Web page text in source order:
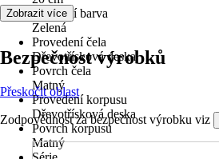
Základní barva
Zelená
Provedení čela
Dřevotřísková deska
Povrch čela
Matný
Provedení korpusu
Dřevotřísková deska
Povrch korpusu
Matný
Zobrazit více
Bezpečnost výrobků
Přeskočit oblast
Zodpovědnost za bezpečnost výrobku viz